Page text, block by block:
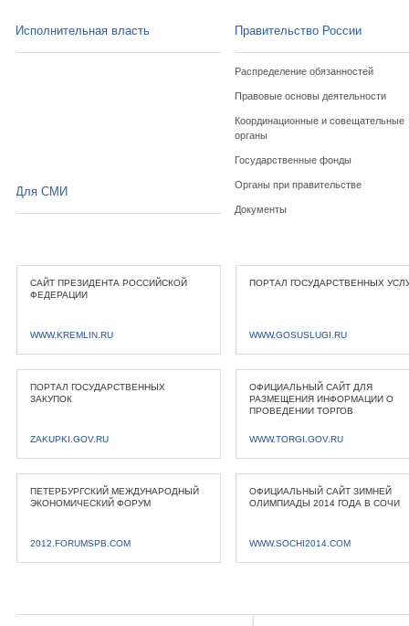
Исполнительная власть Правительство России
Распределение обязанностей
Правовые основы деятельности
Координационные и совещательные
органы
Государственные фонды
Органы при правительстве
Документы
Для СМИ
САЙТ ПРЕЗИДЕНТА РОССИЙСКОЙ
ФЕДЕРАЦИИ
WWW.KREMLIN.RU
ПОРТАЛ ГОСУДАРСТВЕННЫХ
WWW.GOSUSLUGI.RU
ПОРТАЛ ГОСУДАРСТВЕННЫХ
ЗАКУПОК
ZAKUPKI.GOV.RU
ОФИЦИАЛЬНЫЙ САЙТ ДЛЯ
РАЗМЕЩЕНИЯ ИНФОРМАЦИИ О
ПРОВЕДЕНИИ ТОРГОВ
WWW.TORGI.GOV.RU
ПЕТЕРБУРГСКИЙ МЕЖДУНАРОДНЫЙ
ЭКОНОМИЧЕСКИЙ ФОРУМ
2012.FORUMSPB.COM
ОФИЦИАЛЬНЫЙ САЙТ ЗИМНЕЙ
ОЛИМПИАДЫ 2014 ГОДА В СОЧИ
WWW.SOCHI2014.COM